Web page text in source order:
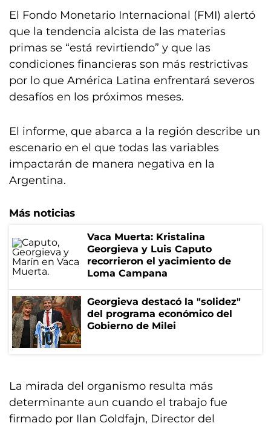
El Fondo Monetario Internacional (FMI) alertó
que la tendencia alcista de las materias
primas se “está revirtiendo” y que las
condiciones financieras son más restrictivas
por lo que América Latina enfrentará severos
desafíos en los próximos meses.
El informe, que abarca a la región describe un
escenario en el que todas las variables
impactarán de manera negativa en la
Argentina.
Más noticias
Vaca Muerta: Kristalina
Georgieva y Luis Caputo
recorrieron el yacimiento de
Loma Campana
Georgieva destacó la "solidez"
del programa económico del
Gobierno de Milei
La mirada del organismo resulta más
determinante aun cuando el trabajo fue
firmado por Ilan Goldfajn, Director del